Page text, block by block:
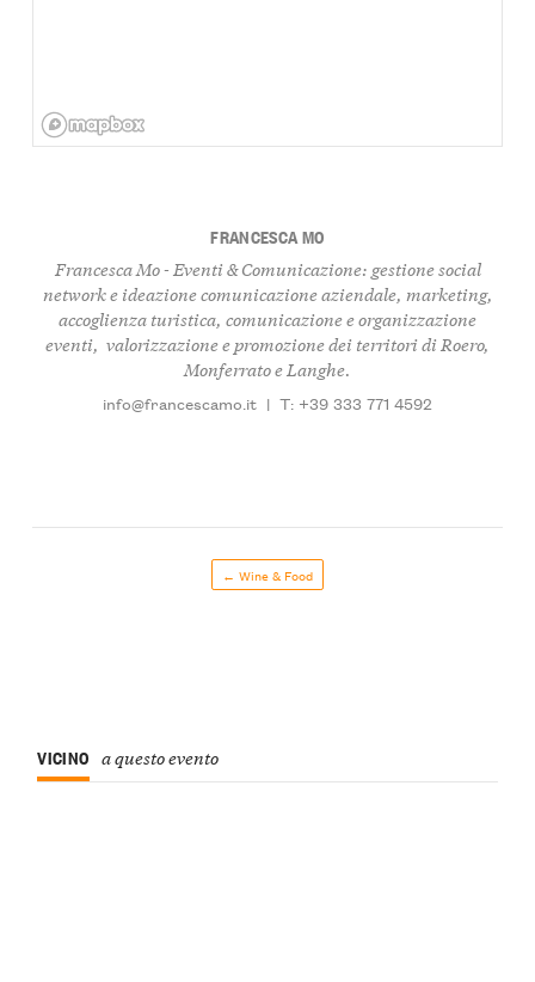
FRANCESCA MO
Francesca Mo - Eventi & Comunicazione: gestione social
network e ideazione comunicazione aziendale, marketing,
accoglienza turistica, comunicazione e organizzazione
eventi, valorizzazione e promozione dei territori di Roero,
Monferrato e Langhe.
info@francescamo.it | T: +39 333 771 4592
← Wine & Food
VICINO a questo evento